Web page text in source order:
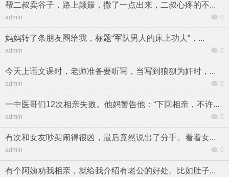
帮二叔卖谷子，路上颠簸，撒了一点出来，二叔心疼的不...
admin 0
妈妈转了条朋友圈给我，标题“军队男人的床上功夫”，...
admin 0
今天上语文课时，老师准备要听写，当写到狼狈为奸时，...
admin 0
一中医哥们12次相亲失败。他妈警告他：“下回相亲，不许...
admin 0
有次和女友吵架闹得很凶，最后竟然说出了分手。看着女...
admin 0
有个阿姨劝我相亲，就给我介绍有老公的好处。比如肚子...